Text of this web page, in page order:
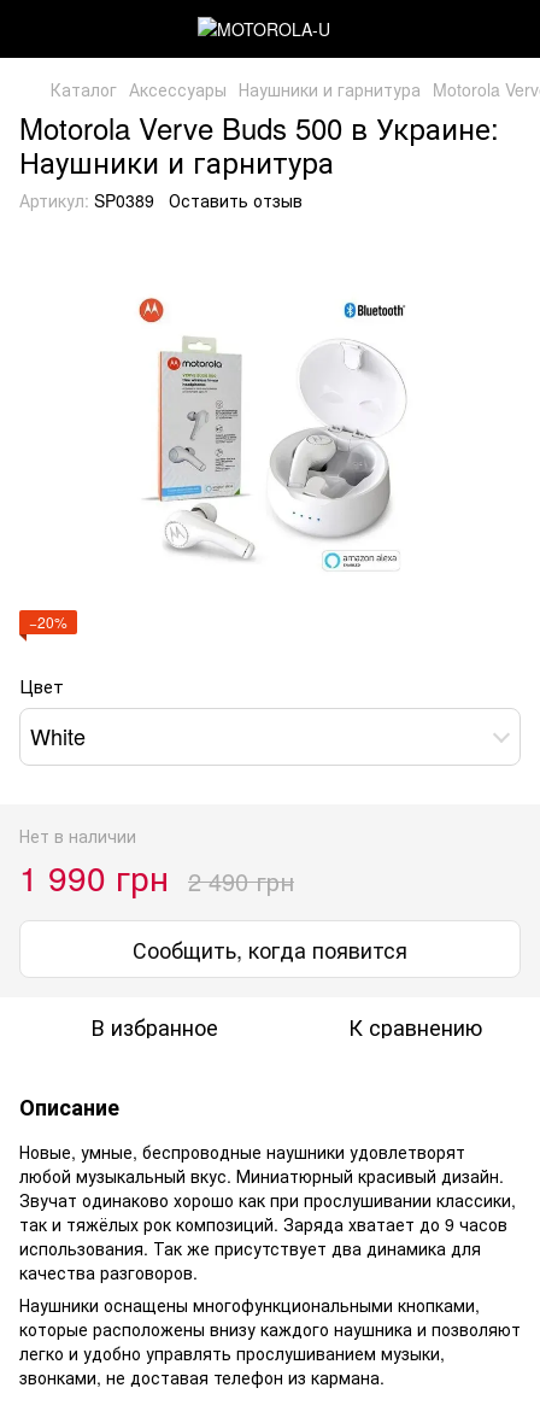
Каталог Аксессуары Наушники и гарнитура Motorola
Motorola Verve Buds 500 в Украине:
Наушники и гарнитура
Артикул: SP0389 Оставить отзыв
−20%
Цвет
White
Нет в наличии
1 990 грн 2 490 грн
Сообщить, когда появится
В избранное К сравнению
Описание
Новые, умные, беспроводные наушники удовлетворят
любой музыкальный вкус. Миниатюрный красивый дизайн.
Звучат одинаково хорошо как при прослушивании классики,
так и тяжёлых рок композиций. Заряда хватает до 9 часов
использования. Так же присутствует два динамика для
качества разговоров.
Наушники оснащены многофункциональными кнопками,
которые расположены внизу каждого наушника и позволяют
легко и удобно управлять прослушиванием музыки,
звонками, не доставая телефон из кармана.